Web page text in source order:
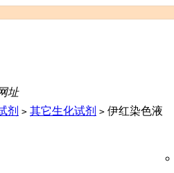
剂 > 其它生化试剂 > 伊红染色液